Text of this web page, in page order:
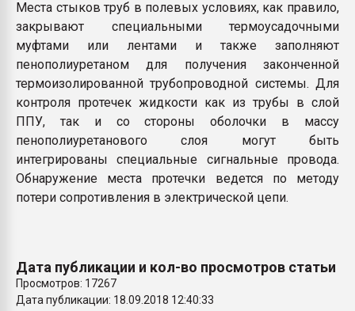
Места стыков труб в полевых условиях, как правило,
закрывают специальными термоусадочными
муфтами или лентами и также заполняют
пенополиуретаном для получения законченной
термоизолированной трубопроводной системы. Для
контроля протечек жидкости как из трубы в слой
ППУ, так и со стороны оболочки в массу
пенополиуретанового слоя могут быть
интегрированы специальные сигнальные провода.
Обнаружение места протечки ведется по методу
потери сопротивления в электрической цепи.
Дата публикации и кол-во просмотров статьи
Просмотров: 17267
Дата публикации: 18.09.2018 12:40:33